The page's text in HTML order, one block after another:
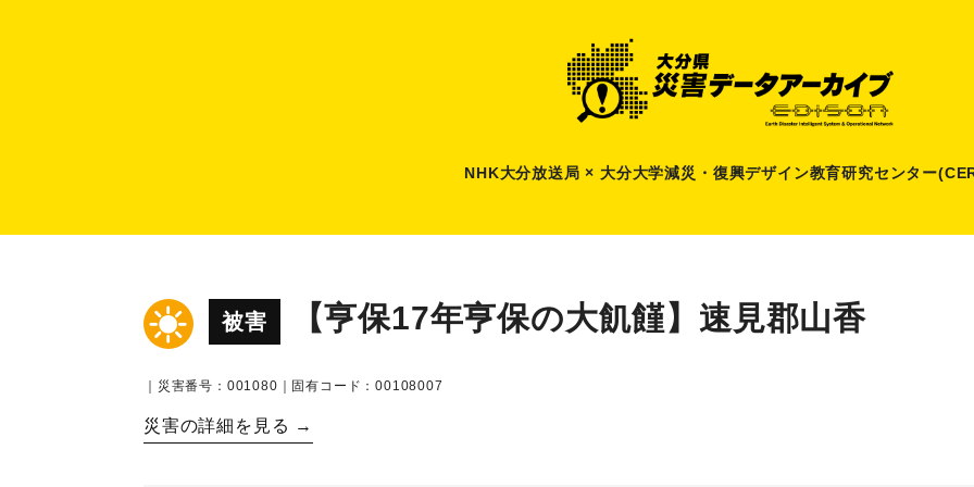
NHK大分放送局 × 大分大学減災 ・ 復興デザイン教育研究センター
被害 【亨保17年亨保の大飢饉】速見郡山香
｜災害番号：001080｜固有コード：00108007
災害の詳細を見る →